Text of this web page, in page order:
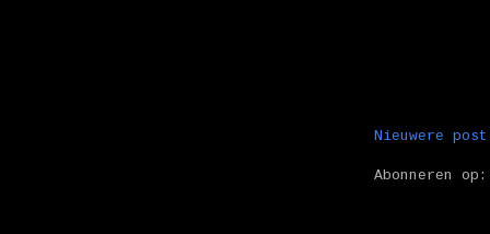
Nieuwere post
Abonneren op: